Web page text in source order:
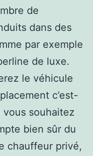
de
dans des
par exemple
de luxe.
le véhicule
c’est-
vous souhaitez
bien sûr du
chauffeur privé,